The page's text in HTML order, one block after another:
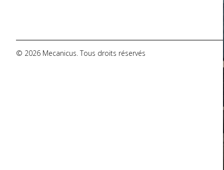
© 2026 Mecanicus. Tous droits réservés